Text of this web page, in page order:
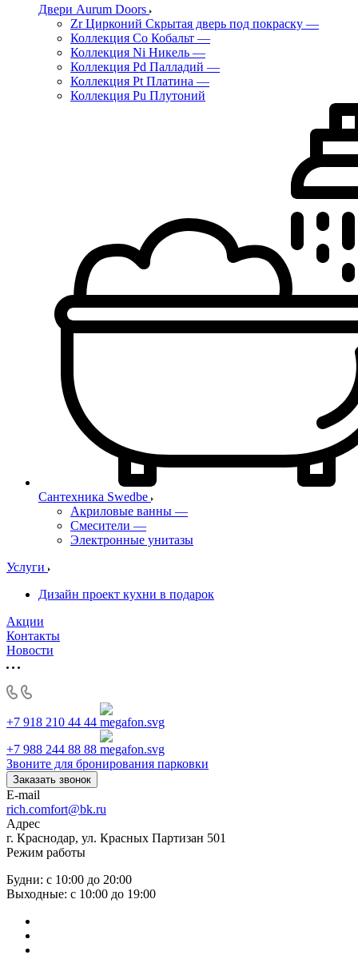
Двери Aurum Doors
Zr Цирконий Скрытая дверь под покраску —
Коллекция Co Кобальт —
Коллекция Ni Никель —
Коллекция Pd Палладий —
Коллекция Pt Платина —
Коллекция Pu Плутоний
Сантехника Swedbe
Акриловые ванны —
Смесители —
Электронные унитазы
Услуги
Дизайн проект кухни в подарок
Акции
Контакты
Новости
+7 918 210 44 44
+7 988 244 88 88
Звоните для бронирования парковки
Заказать звонок
E-mail
rich.comfort@bk.ru
Адрес
г. Краснодар, ул. Красных Партизан 501
Режим работы
Будни: с 10:00 до 20:00
Выходные: с 10:00 до 19:00